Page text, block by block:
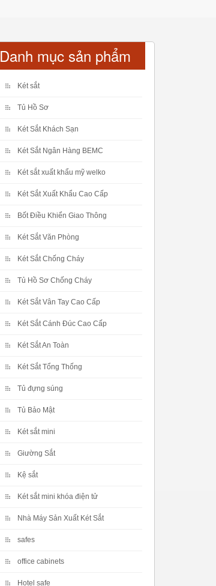
Danh mục sản phẩm
Két sắt
Tủ Hồ Sơ
Két Sắt Khách Sạn
Két Sắt Ngân Hàng BEMC
Két sắt xuất khẩu mỹ welko
Két Sắt Xuất Khẩu Cao Cấp
Bốt Điều Khiển Giao Thông
Két Sắt Văn Phòng
Két Sắt Chống Cháy
Tủ Hồ Sơ Chống Cháy
Két Sắt Vân Tay Cao Cấp
Két Sắt Cánh Đúc Cao Cấp
Két Sắt An Toàn
Két Sắt Tổng Thống
Tủ đựng súng
Tủ Bảo Mật
Két sắt mini
Giường Sắt
Kệ sắt
Két sắt mini khóa điện tử
Nhà Máy Sản Xuất Két Sắt
safes
office cabinets
Hotel safe